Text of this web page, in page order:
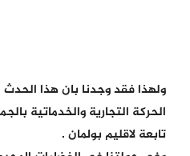
ولهذا فقد وجدنا بان هذا
الحركة التجارية والخدماتية
تابعة لاقليم بولمان .